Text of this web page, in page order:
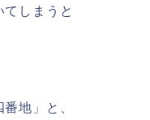
しまうと
番地」と、